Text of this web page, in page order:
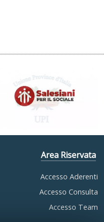
Area Riservata
Accesso Aderenti
Accesso Consulta
Accesso Team